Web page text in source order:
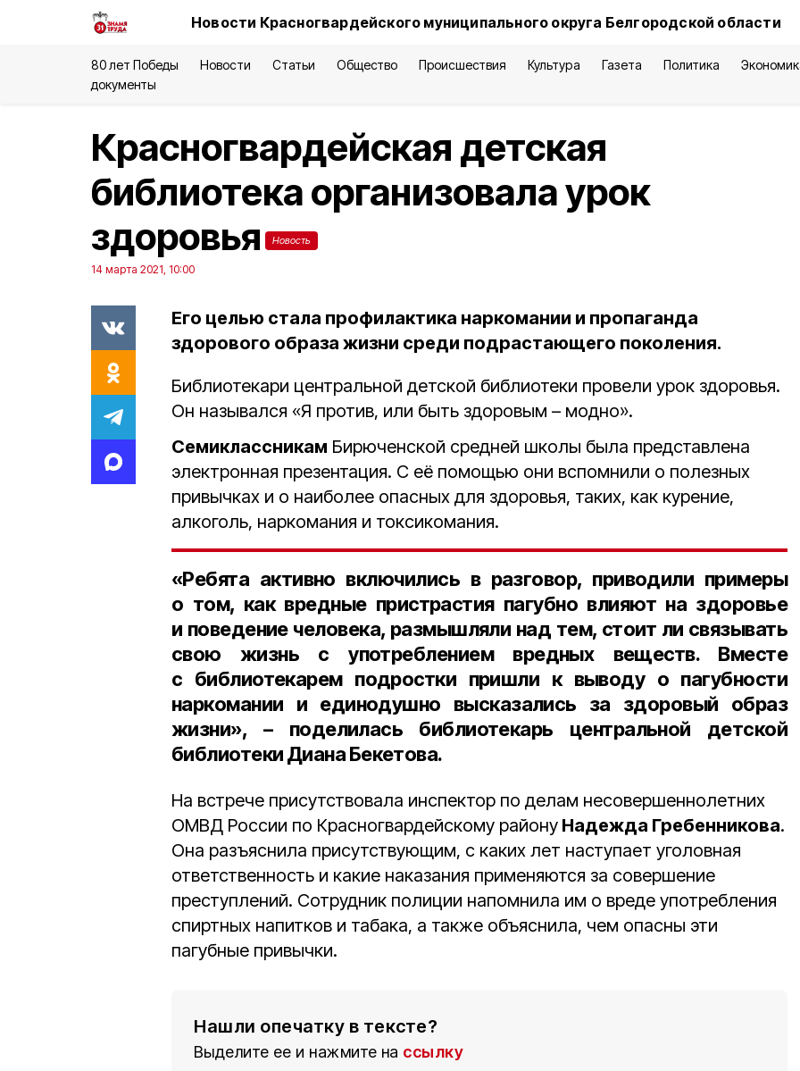
Новости Красногвардейского муниципального округа Белгородской области
80 лет Победы Новости Статьи Общество Происшествия Культура Газета Политика
документы
Красногвардейская детская
библиотека организовала урок
здоровья
Новость
14 марта 2021, 10:00
Его целью стала профилактика наркомании и пропаганда
здорового образа жизни среди подрастающего поколения.
Библиотекари центральной детской библиотеки провели урок здоровья.
Он назывался «Я против, или быть здоровым – модно».
Семиклассникам Бирюченской средней школы была представлена
электронная презентация. С её помощью они вспомнили о полезных
привычках и о наиболее опасных для здоровья, таких, как курение,
алкоголь, наркомания и токсикомания.
«Ребята активно включились в разговор, приводили примеры
о том, как вредные пристрастия пагубно влияют на здоровье
и поведение человека, размышляли над тем, стоит ли связывать
свою жизнь с употреблением вредных веществ. Вместе
с библиотекарем подростки пришли к выводу о пагубности
наркомании и единодушно высказались за здоровый образ
жизни», – поделилась библиотекарь центральной детской
библиотеки Диана Бекетова.
На встрече присутствовала инспектор по делам несовершеннолетних
ОМВД России по Красногвардейскому району Надежда Гребенникова.
Она разъяснила присутствующим, с каких лет наступает уголовная
ответственность и какие наказания применяются за совершение
преступлений. Сотрудник полиции напомнила им о вреде употребления
спиртных напитков и табака, а также объяснила, чем опасны эти
пагубные привычки.
Нашли опечатку в тексте?
Выделите ее и нажмите на ссылку